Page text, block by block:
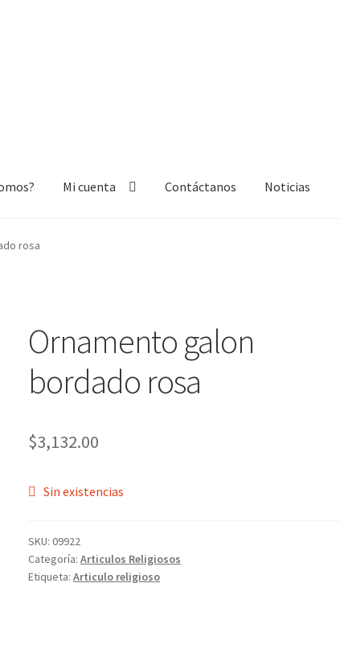
Mi cuenta Contáctanos Noticias
rosa
Ornamento galon
bordado rosa
$3,132.00
Sin existencias
SKU:09922
Categoría:Articulos Religiosos
Etiqueta:Articulo religioso